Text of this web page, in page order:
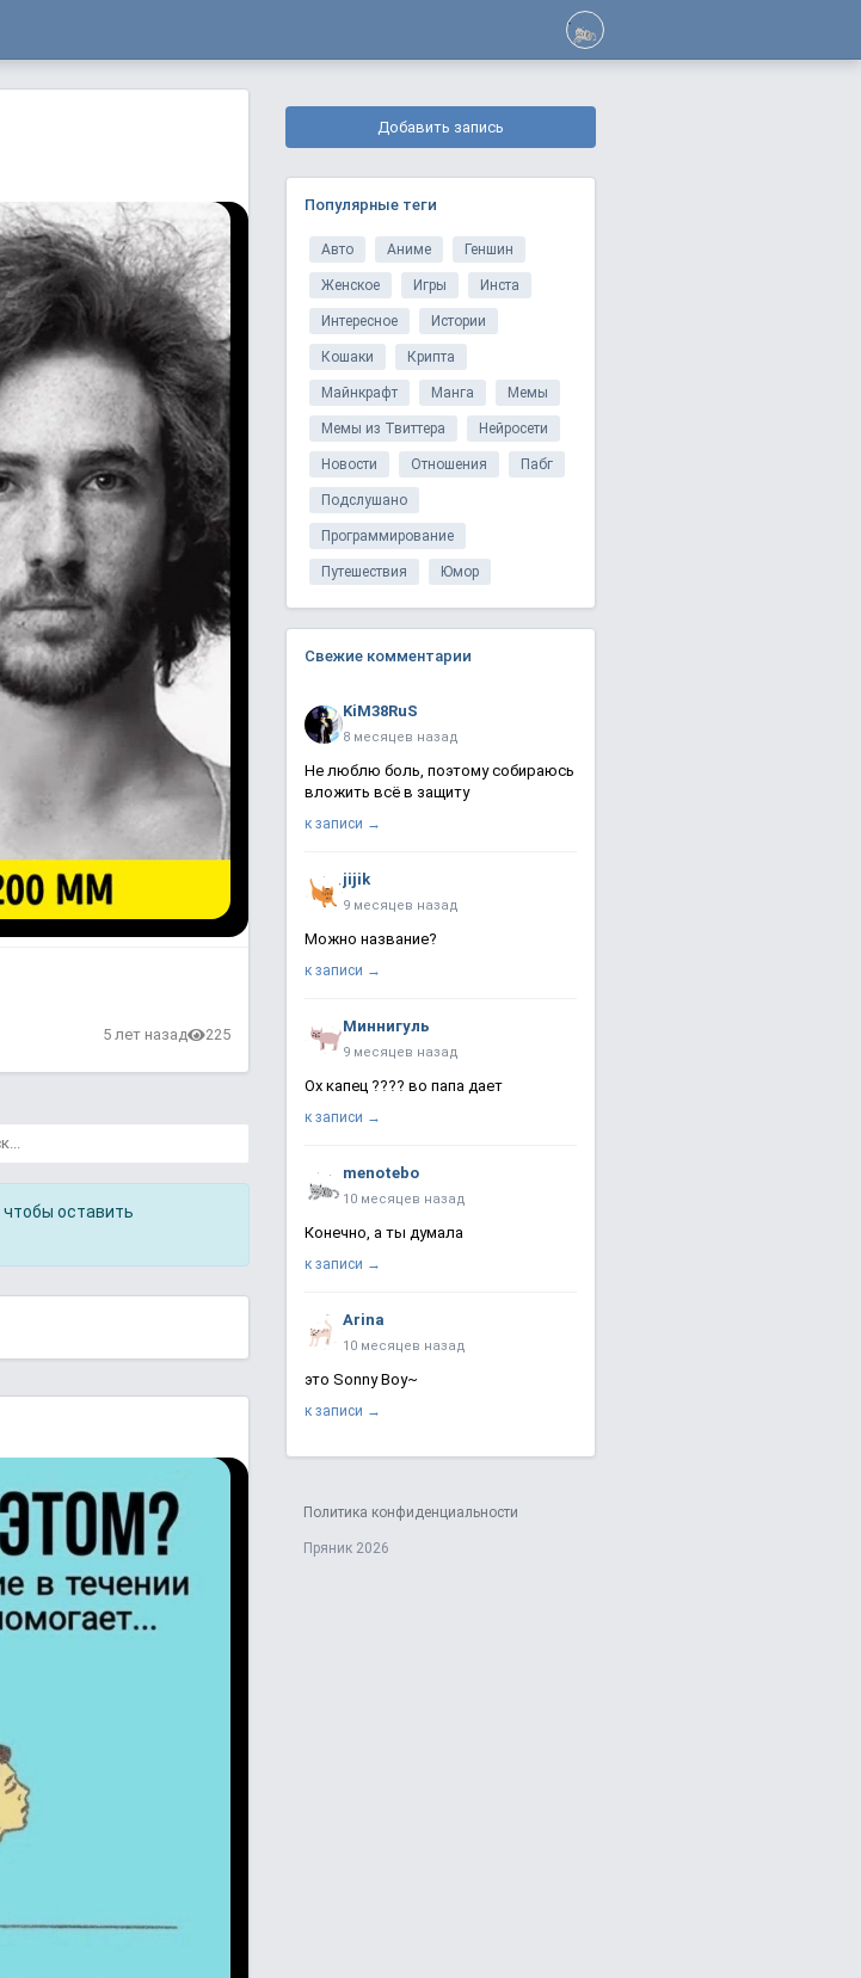
5 лет назад 225
чтобы оставить
Добавить запись
Популярные теги
Авто Аниме Геншин
Женское Игры Инста
Интересное Истории
Кошаки Крипта
Майнкрафт Манга Мемы
Мемы из Твиттера Нейросети
Новости Отношения Пабг
Подслушано
Программирование
Путешествия Юмор
Свежие комментарии
KiM38RuS
8 месяцев назад
Не люблю боль, поэтому собираюсь
вложить всё в защиту
к записи →
jijik
9 месяцев назад
Можно название?
к записи →
Миннигуль
9 месяцев назад
Ох капец ???? во папа дает
к записи →
menotebo
10 месяцев назад
Конечно, а ты думала
к записи →
Arina
10 месяцев назад
это Sonny Boy~
к записи →
Политика конфиденциальности
Пряник 2026